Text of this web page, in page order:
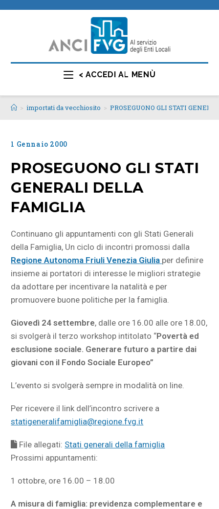
< ACCEDI AL MENÙ
> importati da vecchiosito > PROSEGUONO GLI STATI
1 Gennaio 2000
PROSEGUONO GLI STATI
GENERALI DELLA
FAMIGLIA
Continuano gli appuntamenti con gli Stati Generali
della Famiglia, Un ciclo di incontri promossi dalla
Regione Autonoma Friuli Venezia Giulia per definire
insieme ai portatori di interesse le migliori strategie
da adottare per incentivare la natalità e per
promuovere buone politiche per la famiglia.
Giovedì 24 settembre, dalle ore 16.00 alle ore 18.00,
si svolgerà il terzo workshop intitolato “Povertà ed
esclusione sociale. Generare futuro a partire dai
giovani con il Fondo Sociale Europeo”
L’evento si svolgerà sempre in modalità on line.
Per ricevere il link dell’incontro scrivere a
statigeneralifamiglia@regione.fvg.it
File allegati: Stati generali della famiglia
Prossimi appuntamenti:
1 ottobre, ore 16.00 – 18.00
A misura di famiglia: previdenza complementare e